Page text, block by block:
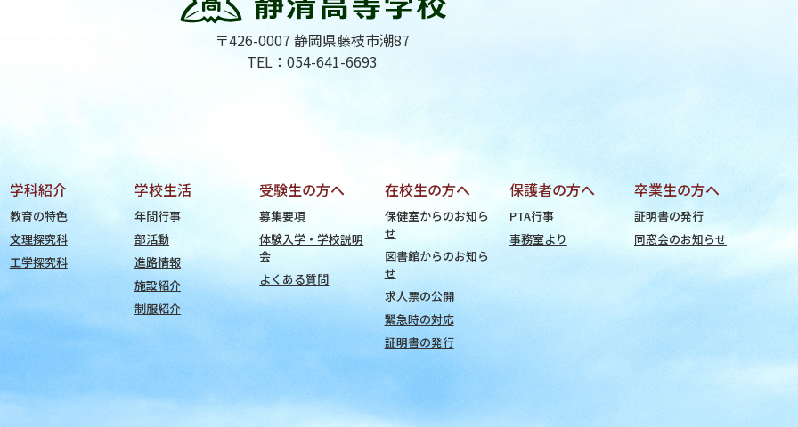
〒426-0007 静岡県藤枝市潮87
TEL：054-641-6693
学科紹介
教育の特色
文理探究科
工学探究科
学校生活
年間行事
部活動
進路情報
施設紹介
制服紹介
受験生の方へ
募集要項
体験入学・学校説明
会
よくある質問
在校生の方へ
保健室からのお知ら
せ
図書館からのお知ら
せ
求人票の公開
緊急時の対応
証明書の発行
保護者の方へ
PTA行事
事務室より
卒業生の方へ
証明書の発行
同窓会のお知らせ